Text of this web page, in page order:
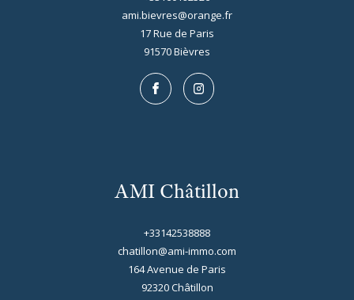
ami.bievres@orange.fr
17 Rue de Paris
91570
bièvres
AMI Châtillon
+33142538888
chatillon@ami-immo.com
164 Avenue de Paris
92320 châtillon